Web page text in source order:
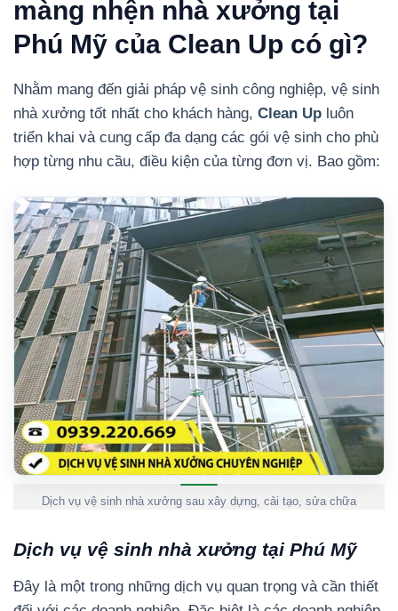
màng nhện nhà xưởng tại
Phú Mỹ của Clean Up có gì?
Nhằm mang đến giải pháp vệ sinh công nghiệp, vệ sinh
nhà xưởng tốt nhất cho khách hàng, Clean Up luôn
triển khai và cung cấp đa dạng các gói vệ sinh cho phù
hợp từng nhu cầu, điều kiện của từng đơn vị. Bao gồm:
Dịch vụ vệ sinh nhà xưởng sau xây dựng, cải tạo, sửa chữa
Dịch vụ vệ sinh nhà xưởng tại Phú Mỹ
Đây là một trong những dịch vụ quan trọng và cần thiết